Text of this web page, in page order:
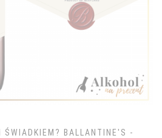
ŚWIADKIEM? BALLANTINE'S -